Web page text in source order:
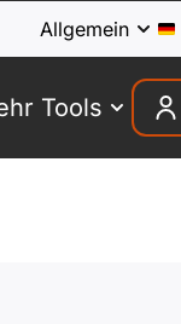
Allgemein
Tools